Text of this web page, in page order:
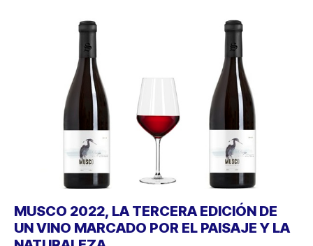
MUSCO 2022, LA TERCERA EDICIÓN DE
UN VINO MARCADO POR EL PAISAJE Y LA